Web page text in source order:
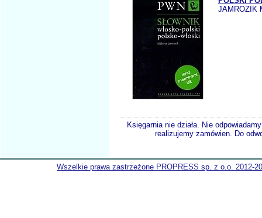
JAMROZIK
Księgarnia nie działa. Nie
realizujemy zamówien. Do
Wszelkie prawa zastrzeżone PROPRESS sp. z o.o. 2012-